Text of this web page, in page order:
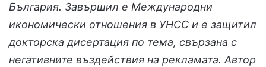
България. Завършил е Международни
икономически отношения в УНСС и е защитил
докторска дисертация по тема, свързана с
негативните въздействия на рекламата. Автор